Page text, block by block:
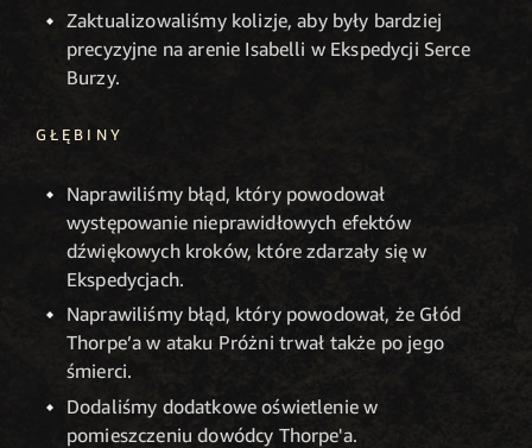
Zaktualizowaliśmy kolizje, aby były bardziej
precyzyjne na arenie Isabelli w Ekspedycji Serce
Burzy.
GŁĘBINY
Naprawiliśmy błąd, który powodował
występowanie nieprawidłowych efektów
dźwiękowych kroków, które zdarzały się w
Ekspedycjach.
Naprawiliśmy błąd, który powodował, że Głód
Thorpe’a w ataku Próżni trwał także po jego
śmierci.
Dodaliśmy dodatkowe oświetlenie w
pomieszczeniu dowódcy Thorpe'a.